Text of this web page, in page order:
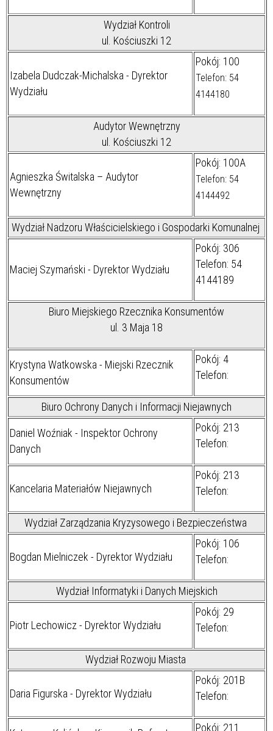
Wydział Kontroli
ul. Kościuszki 12
Izabela Dudczak-Michalska - Dyrektor
Wydziału
Pokój: 100
Telefon: 54
4144180
Audytor Wewnętrzny
ul. Kościuszki 12
Agnieszka Świtalska – Audytor
Wewnętrzny
Pokój: 100A
Telefon: 54
4144492
Wydział Nadzoru Właścicielskiego i Gospodarki Komunalnej
Maciej Szymański - Dyrektor Wydziału
Pokój: 306
Telefon: 54
4144189
Biuro Miejskiego Rzecznika Konsumentów
ul. 3 Maja 18
Krystyna Watkowska - Miejski Rzecznik
Konsumentów
Pokój: 4
Telefon:
Biuro Ochrony Danych i Informacji Niejawnych
Daniel Woźniak - Inspektor Ochrony
Danych
Pokój: 213
Telefon:
Kancelaria Materiałów Niejawnych
Pokój: 213
Telefon:
Wydział Zarządzania Kryzysowego i Bezpieczeństwa
Bogdan Mielniczek - Dyrektor Wydziału
Pokój: 106
Telefon:
Wydział Informatyki i Danych Miejskich
Piotr Lechowicz - Dyrektor Wydziału
Pokój: 29
Telefon:
Wydział Rozwoju Miasta
Daria Figurska - Dyrektor Wydziału
Pokój: 201B
Telefon:
Pokój: 211